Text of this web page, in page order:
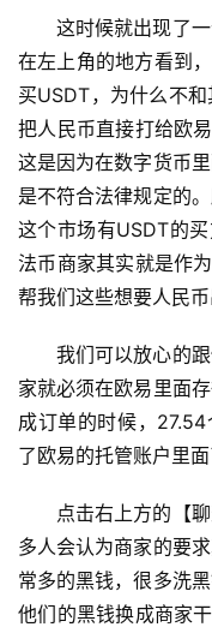
这时候就出现了
在左上角的地方看到
买USDT，为什么不
把人民币直接打给欧
这是因为在数字货币
是不符合法律规定的
这个市场有USDT的
法币商家其实就是作
帮我们这些想要人民
我们可以放心的
家就必须在欧易里面
成订单的时候，
了欧易的托管账户里面
点击右上方的【
多人会认为商家的要
常多的黑钱，很多洗
他们的黑钱换成商家